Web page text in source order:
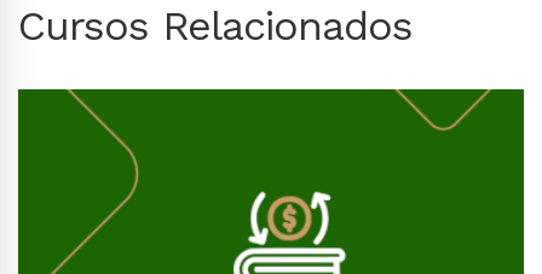
Cursos Relacionados